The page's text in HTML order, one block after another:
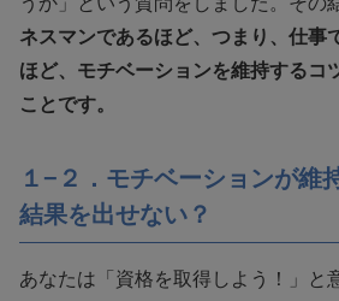
ネスマンであるほど、つまり、仕事
ほど、モチベーションを維持するコ
ことです。
１−２．モチベーションが維
結果を出せない？
あなたは「資格を取得しよう！」と